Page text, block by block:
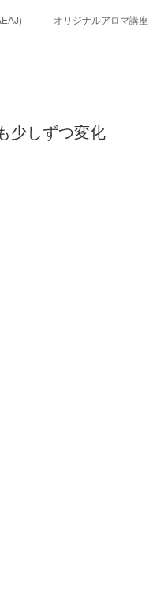
オリジナルアロマ講座
少しずつ変化